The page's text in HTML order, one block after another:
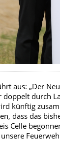
aus: „Der
doppelt durch
künftig
dass das
Celle